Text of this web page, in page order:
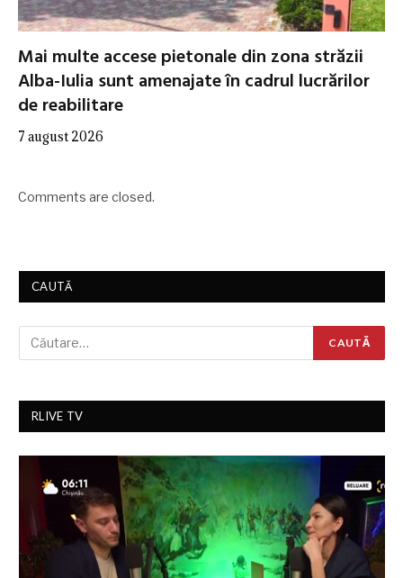
Mai multe accese pietonale din zona străzii
Alba-Iulia sunt amenajate în cadrul lucrărilor
de reabilitare
7 august 2026
Comments are closed.
CAUTĂ
RLIVE TV